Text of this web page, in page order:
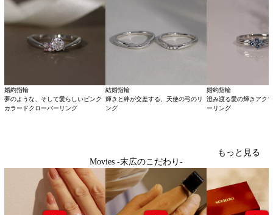
婚約指輪
夢のような、そして愛らしいピンク
カラードクローバーリング
結婚指輪
輝きと絆が交差する、天使の弓のリ
ング
婚約指輪
澄み渡る愛の輝きアク
ーリング
Movies -末広のこだわり-
もっと見る